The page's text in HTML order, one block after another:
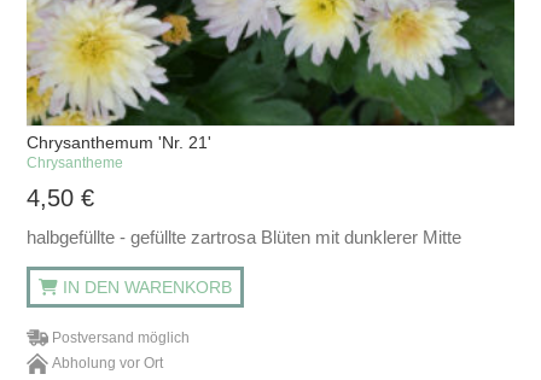
Chrysanthemum 'Nr. 21'
Chrysantheme
4,50€
halbgefüllte - gefüllte zartrosa Blüten mit dunklerer Mitte
IN DEN WARENKORB
Postversand möglich
Abholung vor Ort